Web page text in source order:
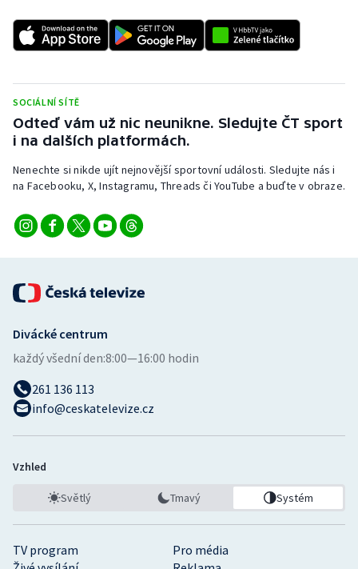
SOCIÁLNÍ SÍTĚ
Odteď vám už nic neunikne. Sledujte ČT sport
i na dalších platformách.
Nenechte si nikde ujít nejnovější sportovní události. Sledujte nás i
na Facebooku, X, Instagramu, Threads či YouTube a buďte v obraze.
TV program
Pro média
Divácké centrum
každý všední den:8:00—16:00 hodin
261 136 113
info@ceskatelevize.cz
Vzhled
Světlý Tmavý Systém